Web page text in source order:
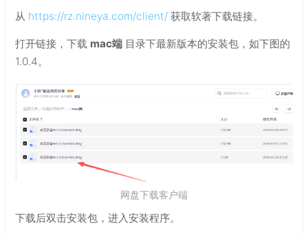
从 https://rz.nineya.com/client/ 获取软著下载链接。
打开链接，下载 mac端 目录下最新版本的安装包，如下图的
1.0.4。
网盘下载客户端
下载后双击安装包，进入安装程序。